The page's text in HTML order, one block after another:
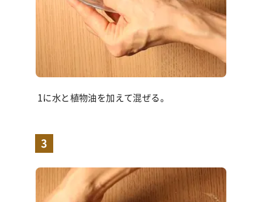
1に水と植物油を加えて混ぜる。
3